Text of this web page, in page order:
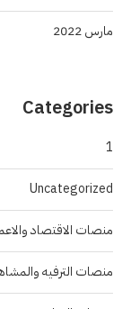
مارس 2022
Categories
1
Uncategorized
منصات الاقتصاد
منصات الترفيه